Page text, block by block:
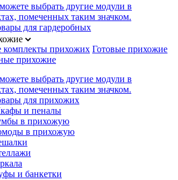
выбрать другие модули в
помеченных таким значком.
для гардеробных
комплекты прихожих Готовые прихожие
прихожие
выбрать другие модули в
помеченных таким значком.
для прихожих
и пеналы
в прихожую
в прихожую
и банкетки